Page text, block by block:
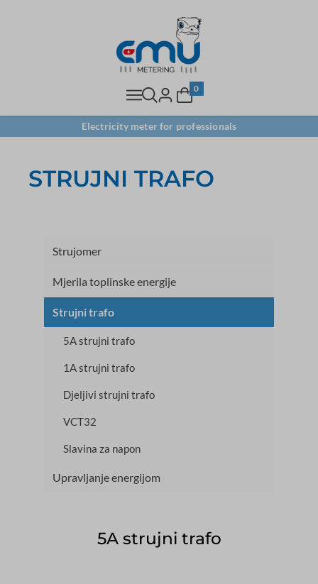
0
Electricity meter for professionals
STRUJNI TRAFO
Strujomer
Mjerila toplinske energije
Strujni trafo
5A strujni trafo
1A strujni trafo
Djeljivi strujni trafo
VCT32
Slavina za napon
Upravljanje energijom
5A strujni trafo